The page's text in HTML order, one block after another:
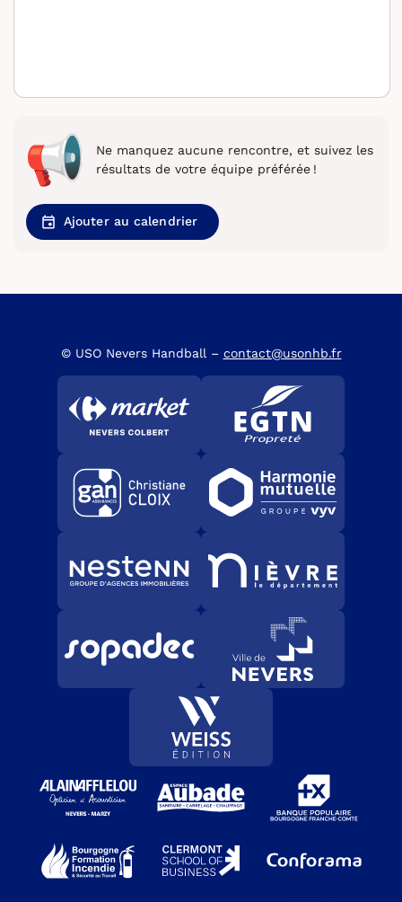
Ne manquez aucune rencontre, et suivez les
résultats de votre équipe préférée !
Ajouter au calendrier
© USO Nevers Handball – contact@usonhb.fr